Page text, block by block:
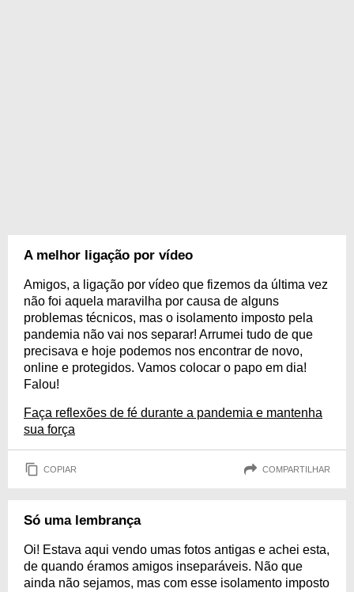
A melhor ligação por vídeo
Amigos, a ligação por vídeo que fizemos da última vez
não foi aquela maravilha por causa de alguns
problemas técnicos, mas o isolamento imposto pela
pandemia não vai nos separar! Arrumei tudo de que
precisava e hoje podemos nos encontrar de novo,
online e protegidos. Vamos colocar o papo em dia!
Falou!
Faça reflexões de fé durante a pandemia e mantenha
sua força
COPIAR COMPARTILHAR
Só uma lembrança
Oi! Estava aqui vendo umas fotos antigas e achei esta,
de quando éramos amigos inseparáveis. Não que
ainda não sejamos, mas com esse isolamento imposto